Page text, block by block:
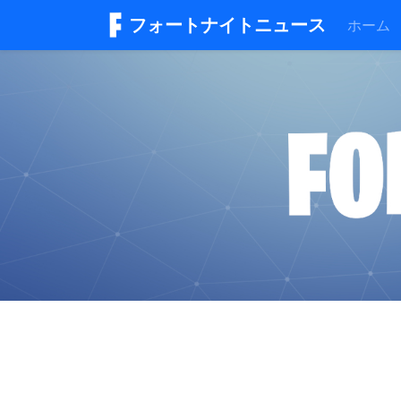
フォートナイトニュース ホーム